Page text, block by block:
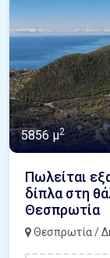
5856 μ2
Πωλείται
δίπλα στη
Θεσπρωτία
Θεσπρωτία /